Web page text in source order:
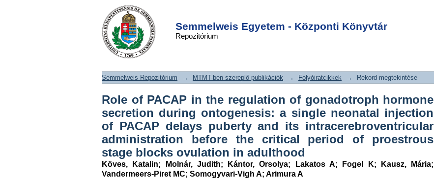
Semmelweis Egyetem - Központi Könyvtár
Repozitórium
Role of PACAP in the regulation of
gonadotroph hormone secretion
during ontogenesis: a single neonatal
injection of PACAP delays puberty and
administration before the critical
period of proestrous stage blocks
ovulation in adulthood
DSpace/Manakin Repository
Semmelweis Repozitórium → MTMT-ben szereplő publikációk → Folyóiratcikkek → Rekord megtekintése
Role of PACAP in the regulation of gonadotroph hormone
secretion during ontogenesis: a single neonatal injection
of PACAP delays puberty and its intracerebroventricular
administration before the critical period of proestrous
stage blocks ovulation in adulthood
Köves, Katalin; Molnár, Judith; Kántor, Orsolya; Lakatos A; Fogel K; Kausz, Mária;
Vandermeers-Piret MC; Somogyvari-Vigh A; Arimura A